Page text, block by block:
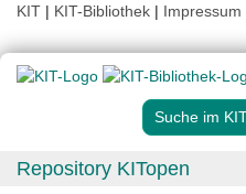
KIT | KIT-Bibliothek | Impressum
Suche im
Repository KITopen